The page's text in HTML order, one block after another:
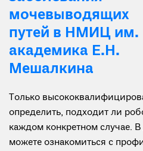
мочевыводящих
путей в НМИЦ им.
академика Е.Н.
Мешалкина
Только
определить, подходит ли
каждом конкретном случае.
можете ознакомиться с